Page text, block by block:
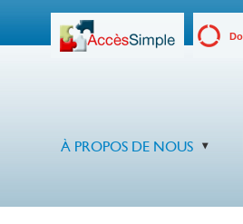
À PROPOS DE NOUS